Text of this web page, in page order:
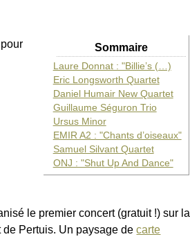
Sommaire
Laure Donnat : "Billie’s (…)
Eric Longsworth Quartet
Daniel Humair New Quartet
Guillaume Séguron Trio
Ursus Minor
EMIR A2 : "Chants d’oiseaux"
Samuel Silvant Quartet
ONJ : "Shut Up And Dance"
le premier concert (gratuit !) sur la
de Pertuis. Un paysage decarte